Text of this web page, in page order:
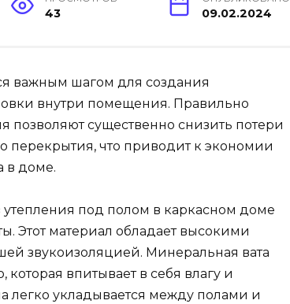
43 09.02.2024
важным шагом для создания
внутри помещения. Правильно
существенно снизить потери
перекрытия, что приводит к экономии
в доме.
под полом в каркасном доме
Этот материал обладает высокими
звукоизоляцией. Минеральная вата
впитывает в себя влагу и
легко укладывается между полами и